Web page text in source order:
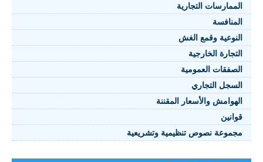
الممارسات التجارية
المنافسة
النوعية وقمع الغش
التجارة الخارجية
الصفقات العمومية
السجل التجاري
الهوامش والأسعار المقننة
قوانين
مجموعة نصوص تنظيمية وتشريعية